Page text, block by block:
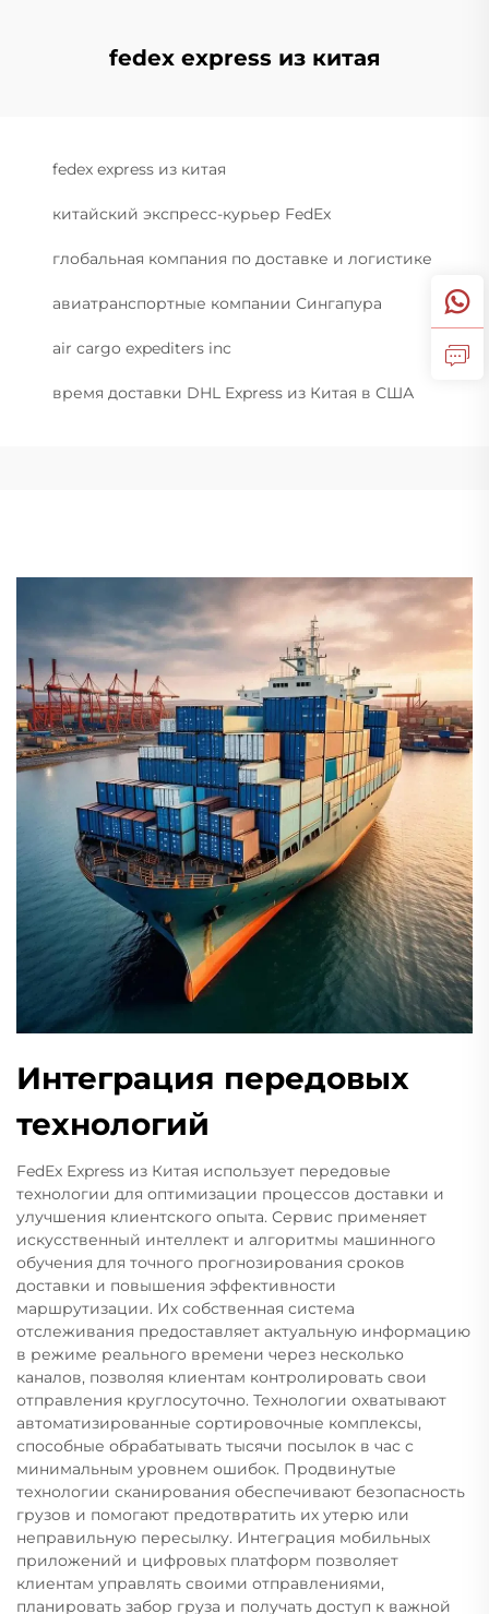
fedex express из китая
fedex express из китая
китайский экспресс-курьер FedEx
глобальная компания по доставке и логистике
авиатранспортные компании Сингапура
air cargo expediters inc
время доставки DHL Express из Китая в США
Интеграция передовых
технологий
FedEx Express из Китая использует передовые
технологии для оптимизации процессов доставки и
улучшения клиентского опыта. Сервис применяет
искусственный интеллект и алгоритмы машинного
обучения для точного прогнозирования сроков
доставки и повышения эффективности
маршрутизации. Их собственная система
отслеживания предоставляет актуальную информацию
в режиме реального времени через несколько
каналов, позволяя клиентам контролировать свои
отправления круглосуточно. Технологии охватывают
автоматизированные сортировочные комплексы,
способные обрабатывать тысячи посылок в час с
минимальным уровнем ошибок. Продвинутые
технологии сканирования обеспечивают безопасность
грузов и помогают предотвратить их утерю или
неправильную пересылку. Интеграция мобильных
приложений и цифровых платформ позволяет
клиентам управлять своими отправлениями,
планировать забор груза и получать доступ к важной